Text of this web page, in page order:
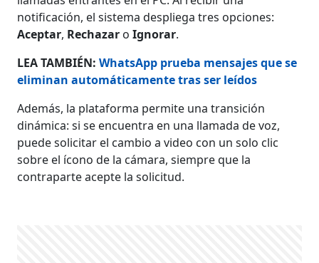
notificación, el sistema despliega tres opciones:
Aceptar, Rechazar oIgnorar.
LEA TAMBIÉN:WhatsApp prueba mensajes que se
eliminan automáticamente tras ser leídos
Además, la plataforma permite una transición
dinámica: si se encuentra en una llamada de voz,
puede solicitar el cambio a video con un solo clic
sobre el ícono de la cámara, siempre que la
contraparte acepte la solicitud.